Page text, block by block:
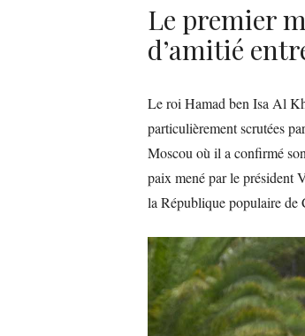
Le premier
d’amitié
Le roi Hamad ben Isa Al
particulièrement scrutées
Moscou où il a confirmé
paix mené par le président
la République populaire